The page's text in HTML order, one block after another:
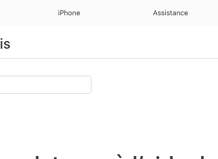
iPhone Assistance